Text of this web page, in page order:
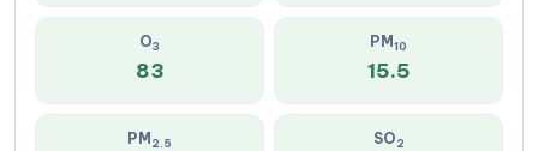
O3
83
PM 10
15.5
PM 2.5 SO2